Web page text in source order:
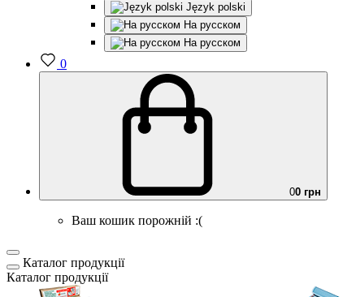
Język polski
На русском
На русском
0
00 грн
Ваш кошик порожній :(
Каталог продукції
Каталог продукції